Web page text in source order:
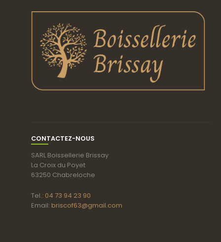
CONTACTEZ-NOUS
SARL Boissellerie Brissay
La Croix du Poyet
63250 Chabreloche
Tel.: 04 73 94 23 90
Email: briscof63@gmail.com